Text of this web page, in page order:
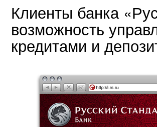
Клиенты банка
возможность
кредитами и